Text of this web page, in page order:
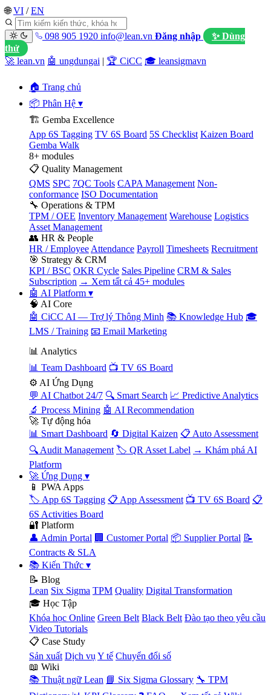
🌐 VI / EN
098 905 1920 info@lean.vn Đăng nhập
✨ Dùng
thử
🚀 lean.vn 🤖 ungdungai | 🏆 CiCC 🎓 leansigmavn
🏠 Trang chủ
📦 Phân Hệ ▾
🏗️ Gemba Excellence
App 6S Tagging TV 6S Board 5S Checklist Kaizen Board
Gemba Walk
8+ modules
📋 Quality Management
QMS SPC 7QC Tools CAPA Management Non-
conformance ISO Documentation
🔧 Operations & TPM
TPM / OEE Inventory Management Warehouse Logistics
Asset Management
👥 HR & People
HR / Employee Attendance Payroll Timesheets Recruitment
🎯 Strategy & CRM
KPI / BSC OKR Cycle Sales Pipeline CRM & Sales
Subscription → Xem tất cả 45+ modules
🤖 AI Platform ▾
🧠 AI Core
🤖 CiCC AI — Trợ lý Thông Minh 📚 Knowledge Hub 🎓
LMS / Training 📧 Email Marketing
📊 Analytics
📊 Team Dashboard 📺 TV 6S Board
⚙️ AI Ứng Dụng
💬 AI Chatbot 24/7 🔍 Smart Search 📈 Predictive Analytics
🔬 Process Mining 🤖 AI Recommendation
🚀 Tự động hóa
📊 Smart Dashboard 🔄 Digital Kaizen 📋 Auto Assessment
🔍 Audit Management 🏷️ QR Asset Label → Khám phá AI
Platform
🚀 Ứng Dụng ▾
📱 PWA Apps
🏷️ App 6S Tagging 📋 App Assessment 📺 TV 6S Board 📋
6S Activities Board
🔐 Platform
👤 Admin Portal 🏢 Customer Portal 📦 Supplier Portal 📝
Contracts & SLA
📚 Kiến Thức ▾
📝 Blog
Lean Six Sigma TPM Quality Digital Transformation
🎓 Học Tập
Khóa học Online Green Belt Black Belt Đào tạo theo yêu cầu
Video Tutorials
📋 Case Study
Sản xuất Dịch vụ Y tế Chuyển đổi số
📖 Wiki
📚 Thuật ngữ Lean 📘 Six Sigma Glossary 🔧 TPM